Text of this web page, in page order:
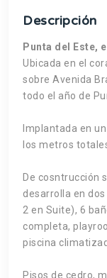
Descripción
Punta del Este,
Ubicada en el
sobre Avenida
todo el año de
Implantada en
los metros
De cosntrucción
desarrolla en
2 en Suite), 6
completa,
piscina
Pisos de cedro,